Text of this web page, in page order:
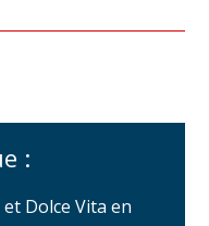
:
Dolce Vita en